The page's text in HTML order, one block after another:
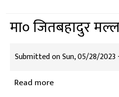
मा० जितबहादुर मल्ल
Submitted onSun, 05/28/2023
Read moreabout